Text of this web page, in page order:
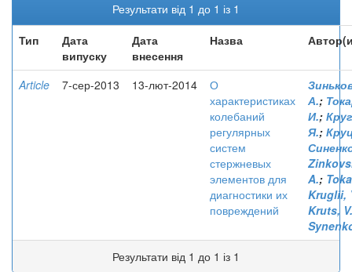
Результати від 1 до 1 із 1
Тип
Дата
випуску
Дата
внесення
Назва
Article 7-сер-2013 13-лют-2014
О
характеристиках
колебаний
регулярных
систем
стержневых
элементов для
диагностики их
повреждений
А.;
И.;
Я.;
A.;
Kruglii,
Kruts, V.
Результати від 1 до 1 із 1